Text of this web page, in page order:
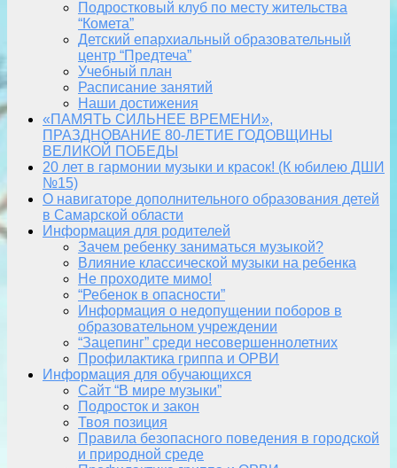
Подростковый клуб по месту жительства
“Комета”
Детский епархиальный образовательный
центр “Предтеча”
Учебный план
Расписание занятий
Наши достижения
«ПАМЯТЬ СИЛЬНЕЕ ВРЕМЕНИ»,
ПРАЗДНОВАНИЕ 80-ЛЕТИЕ ГОДОВЩИНЫ
ВЕЛИКОЙ ПОБЕДЫ
20 лет в гармонии музыки и красок! (К юбилею ДШИ
№15)
О навигаторе дополнительного образования детей
в Самарской области
Информация для родителей
Зачем ребенку заниматься музыкой?
Влияние классической музыки на ребенка
Не проходите мимо!
“Ребенок в опасности”
Информация о недопущении поборов в
образовательном учреждении
“Зацепинг” среди несовершеннолетних
Профилактика гриппа и ОРВИ
Информация для обучающихся
Сайт “В мире музыки”
Подросток и закон
Твоя позиция
Правила безопасного поведения в городской
и природной среде